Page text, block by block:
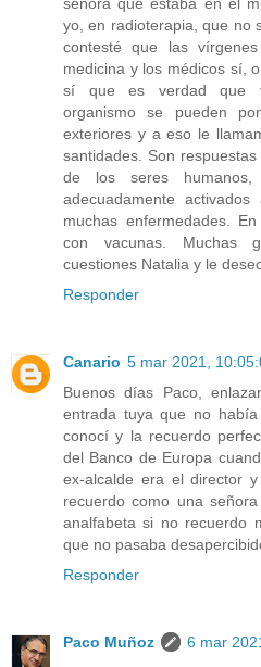
yo, en radioterapia, que no
contesté que las
medicina y los médicos sí,
sí que es verdad que
organismo se pueden
exteriores y a eso le
santidades. Son
de los seres humanos,
adecuadamente
muchas enfermedades.
con vacunas. Muchas
cuestiones Natalia y le
Responder
Canario 5 mar 2021,
Buenos días Paco,
entrada tuya que no
conocí y la recuerdo
del Banco de Europa
ex-alcalde era el director
recuerdo como una
analfabeta si no recuerdo
que no pasaba
Responder
Paco Muñoz
6 mar